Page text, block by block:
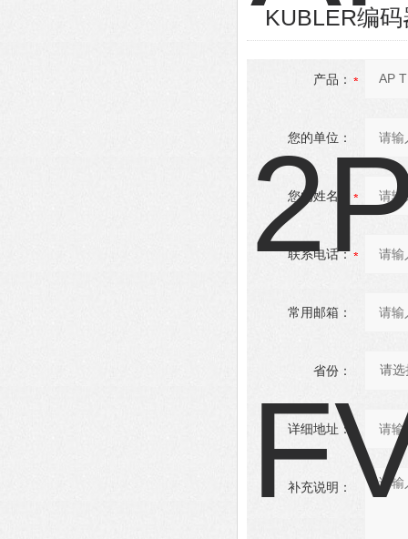
KUBLER编
产品：
您的单位：
您的姓名：
联系电话：
常用邮箱：
省份：
详细地址：
补充说明：